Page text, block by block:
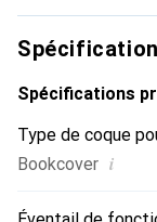
haute qualité, la
clientèle
Spécifications
Type de coque
Bookcover i